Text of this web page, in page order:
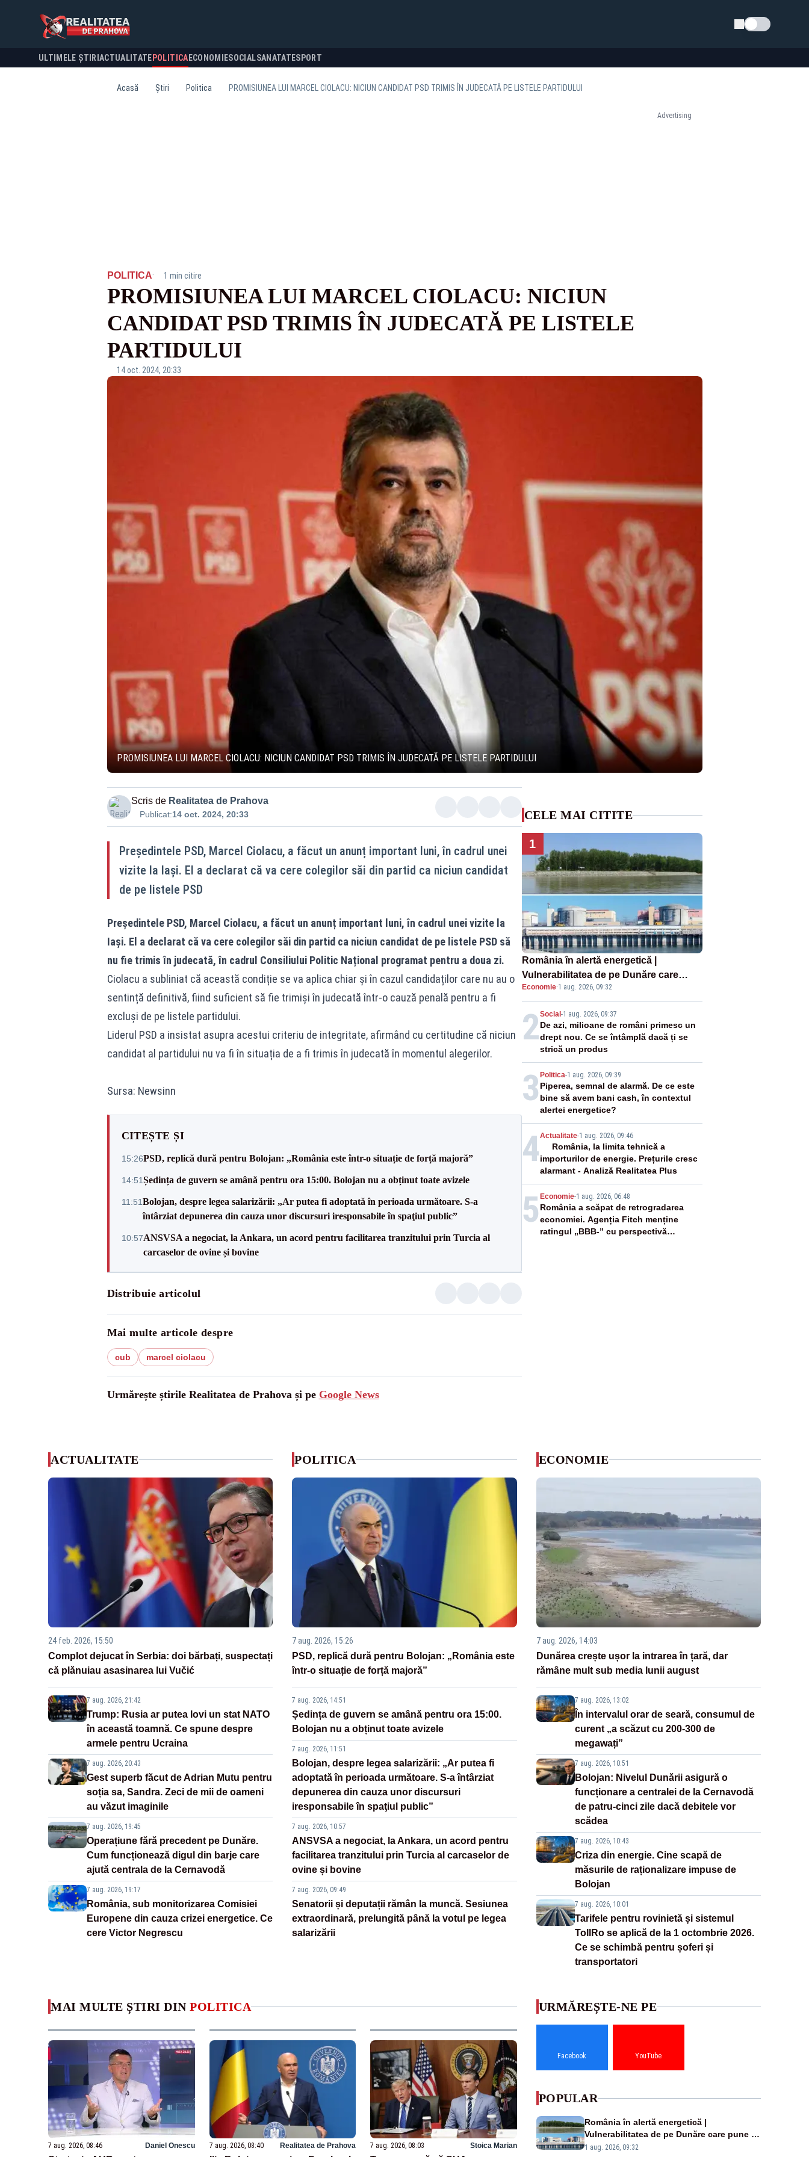
Schimba tema
ULTIMELE ȘTIRI ACTUALITATE POLITICA ECONOMIESOCIALSANATATESPORT
Acasă Știri Politica PROMISIUNEA LUI MARCEL CIOLACU: NICIUN CANDIDAT PSD TRIMIS ÎN JUDECATĂ PE LISTELE PARTIDULUI
Advertising
POLITICA· 1 min citire
PROMISIUNEA LUI MARCEL CIOLACU: NICIUN
CANDIDAT PSD TRIMIS ÎN JUDECATĂ PE LISTELE
PARTIDULUI
14 oct. 2024, 20:33
PROMISIUNEA LUI MARCEL CIOLACU: NICIUN CANDIDAT PSD TRIMIS ÎN JUDECATĂ PE LISTELE PARTIDULUI
Scris de Realitatea de Prahova
Publicat:14 oct. 2024, 20:33
Președintele PSD, Marcel Ciolacu, a făcut un anunț important luni, în cadrul unei
vizite la Iași. El a declarat că va cere colegilor săi din partid ca niciun candidat
de pe listele PSD
Președintele PSD, Marcel Ciolacu, a făcut un anunț important luni, în cadrul unei vizite la
Iași. El a declarat că va cere colegilor săi din partid ca niciun candidat de pe listele PSD să
nu fie trimis în judecată, în cadrul Consiliului Politic Național programat pentru a doua zi.
Ciolacu a subliniat că această condiție se va aplica chiar și în cazul candidaților care nu au o
sentință definitivă, fiind suficient să fie trimiși în judecată într-o cauză penală pentru a fi
excluși de pe listele partidului.
Liderul PSD a insistat asupra acestui criteriu de integritate, afirmând cu certitudine că niciun
candidat al partidului nu va fi în situația de a fi trimis în judecată în momentul alegerilor.
Sursa: Newsinn
CITEȘTE ȘI
15:26PSD, replică dură pentru Bolojan: „România este într-o situație de forță majoră”
14:51Ședința de guvern se amână pentru ora 15:00. Bolojan nu a obținut toate avizele
11:51Bolojan, despre legea salarizării: „Ar putea fi adoptată în perioada următoare. S-a
întârziat depunerea din cauza unor discursuri iresponsabile în spaţiul public”
10:57ANSVSA a negociat, la Ankara, un acord pentru facilitarea tranzitului prin Turcia al
carcaselor de ovine și bovine
Distribuie articolul
Mai multe articole despre
cub marcel ciolacu
Urmărește știrile Realitatea de Prahova și pe Google News
CELE MAI CITITE
1
România în alertă energetică |
Vulnerabilitatea de pe Dunăre care
pune în pericol Centrala Cernavodă era
cunoscută de pe vremea lui Ceaușescu
Economie·1 aug. 2026, 09:32
2Social -1 aug. 2026, 09:37
De azi, milioane de români primesc un
drept nou. Ce se întâmplă dacă ți se
strică un produs
3 Politica-1 aug. 2026, 09:39
Piperea, semnal de alarmă. De ce este
bine să avem bani cash, în contextul
alertei energetice?
4Actualitate-1 aug. 2026, 09:46
România, la limita tehnică a
importurilor de energie. Prețurile cresc
alarmant - Analiză Realitatea Plus
5 Economie-1 aug. 2026, 06:48
România a scăpat de retrogradarea
economiei. Agenția Fitch menține
ratingul „BBB-” cu perspectivă
ACTUALITATE
24 feb. 2026, 15:50
Complot dejucat în Serbia: doi bărbați, suspectați
că plănuiau asasinarea lui Vučić
7 aug. 2026, 21:42
Trump: Rusia ar putea lovi un stat NATO
în această toamnă. Ce spune despre
armele pentru Ucraina
7 aug. 2026, 20:43
Gest superb făcut de Adrian Mutu pentru
soția sa, Sandra. Zeci de mii de oameni
au văzut imaginile
7 aug. 2026, 19:45
Operațiune fără precedent pe Dunăre.
Cum funcționează digul din barje care
ajută centrala de la Cernavodă
7 aug. 2026, 19:17
România, sub monitorizarea Comisiei
Europene din cauza crizei energetice. Ce
cere Victor Negrescu
POLITICA
7 aug. 2026, 15:26
PSD, replică dură pentru Bolojan: „România este
într-o situație de forță majoră”
7 aug. 2026, 14:51
Ședința de guvern se amână pentru ora 15:00.
Bolojan nu a obținut toate avizele
7 aug. 2026, 11:51
Bolojan, despre legea salarizării: „Ar putea fi
adoptată în perioada următoare. S-a întârziat
depunerea din cauza unor discursuri
iresponsabile în spaţiul public”
7 aug. 2026, 10:57
ANSVSA a negociat, la Ankara, un acord pentru
facilitarea tranzitului prin Turcia al carcaselor de
ovine și bovine
7 aug. 2026, 09:49
Senatorii și deputații rămân la muncă. Sesiunea
extraordinară, prelungită până la votul pe legea
salarizării
ECONOMIE
7 aug. 2026, 14:03
Dunărea crește ușor la intrarea în țară, dar
rămâne mult sub media lunii august
7 aug. 2026, 13:02
În intervalul orar de seară, consumul de
curent „a scăzut cu 200-300 de
megawați”
7 aug. 2026, 10:51
Bolojan: Nivelul Dunării asigură o
funcționare a centralei de la Cernavodă
de patru-cinci zile dacă debitele vor
scădea
7 aug. 2026, 10:43
Criza din energie. Cine scapă de
măsurile de raționalizare impuse de
Bolojan
7 aug. 2026, 10:01
Tarifele pentru rovinietă și sistemul
TollRo se aplică de la 1 octombrie 2026.
Ce se schimbă pentru șoferi și
transportatori
MAI MULTE ȘTIRI DIN POLITICA
7 aug. 2026, 08:46 Daniel Onescu 7 aug. 2026, 08:40 Realitatea de Prahova 7 aug. 2026, 08:03 Stoica Marian
URMĂREȘTE-NE PE
Facebook YouTube
POPULAR
România în alertă energetică |
Vulnerabilitatea de pe Dunăre care pune în
pericol Centrala Cernavodă era cunoscută
1 aug. 2026, 09:32